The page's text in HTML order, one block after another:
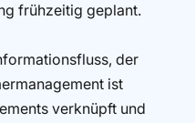
frühzeitig geplant.
der
ist
verknüpft und